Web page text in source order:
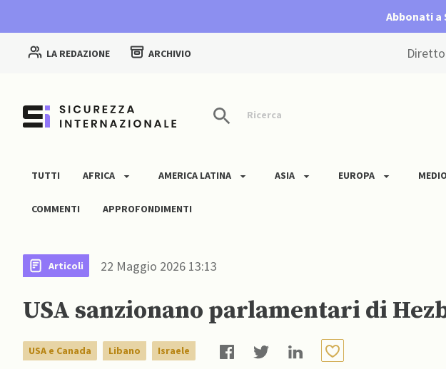
Abbonati a
LA REDAZIONE ARCHIVIO
Ricerca
TUTTI AFRICA AMERICA LATINA ASIA EUROPA
COMMENTI APPROFONDIMENTI
Articoli 22 Maggio 2026 13:13
USA sanzionano parlamentari di
USA e Canada Libano Israele